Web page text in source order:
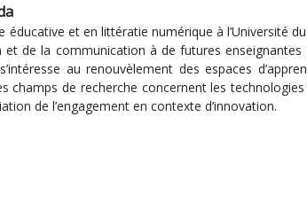
et en littératie numérique à l’Université
et de la communication à de futures
au renouvèlement des espaces
champs de recherche concernent les
de l’engagement en contexte d’innovation.